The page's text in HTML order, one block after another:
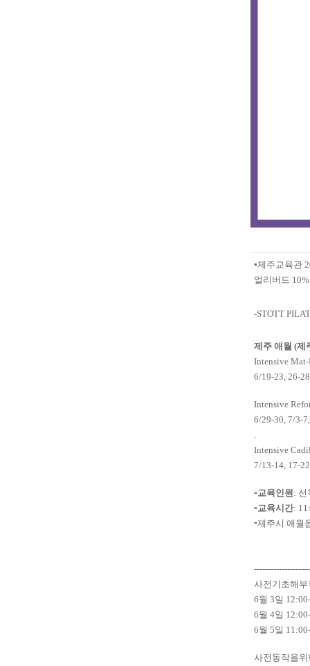
▪️제주교육관
얼리버드
-STOTT
제주 애월 (제
Intensive
6/19-23, 26-28
Intensive
6/29-30, 7/3-
Intensive
7/13-14, 17-
▫ 교육인원: 선
▫ 교육시간:
▫제주시 애월
사전기초해부
6월 3일
6월 4일
6월 5일
사전동작을